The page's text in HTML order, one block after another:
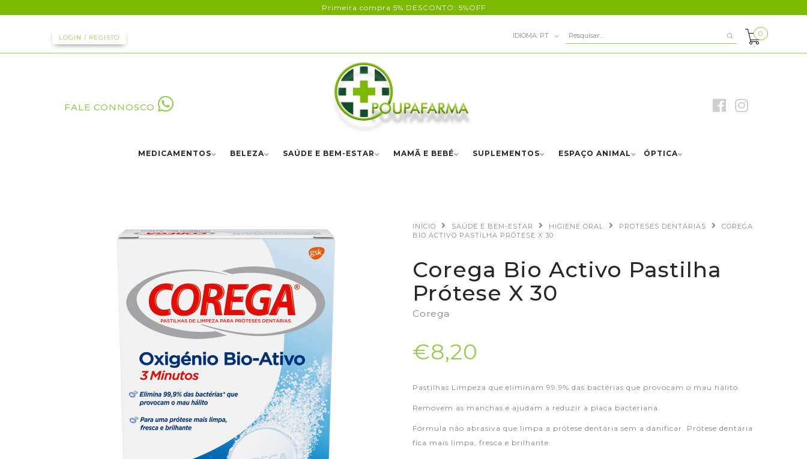
Primeira compra 5% DESCONTO: 5%OFF
LOGIN / REGISTO IDIOMA: PT
FALE CONNOSCO
0
MEDICAMENTOS BELEZA SAÚDE E BEM-ESTAR MAMÃ E BEBÉ SUPLEMENTOS ESPAÇO ANIMAL ÓPTICA
INÍCIO SAÚDE E BEM-ESTAR HIGIENE ORAL PROTESES DENTÁRIAS
COREGA
BIO ACTIVO PASTILHA PRÓTESE X 30
Corega Bio Activo Pastilha
Prótese X 30
Corega
€8,20
Pastilhas Limpeza que eliminam 99,9% das bactérias que provocam o mau hálito.
Removem as manchas e ajudam a reduzir a placa bacteriana.
Fórmula não abrasiva que limpa a prótese dentária sem a danificar. Prótese dentária
fica mais limpa, fresca e brilhante.